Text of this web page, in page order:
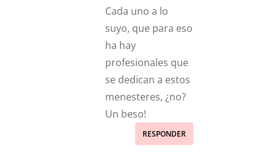
Cada uno a lo
suyo, que para eso
ha hay
profesionales que
se dedican a estos
menesteres, ¿no?
Un beso!
RESPONDER